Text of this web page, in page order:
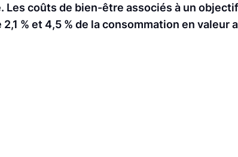
coûts de bien-être associés à un
% et 4,5 % de la consommation en valeur